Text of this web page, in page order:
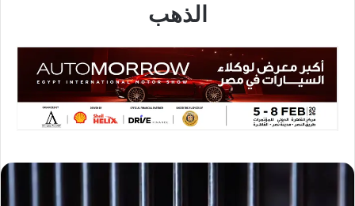
الذهب